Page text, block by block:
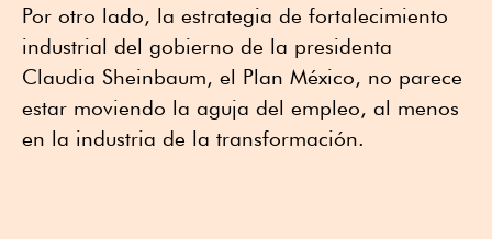
Por otro lado, la estrategia de fortalecimiento
industrial del gobierno de la presidenta
Claudia Sheinbaum, el Plan México, no parece
estar moviendo la aguja del empleo, al menos
en la industria de la transformación.